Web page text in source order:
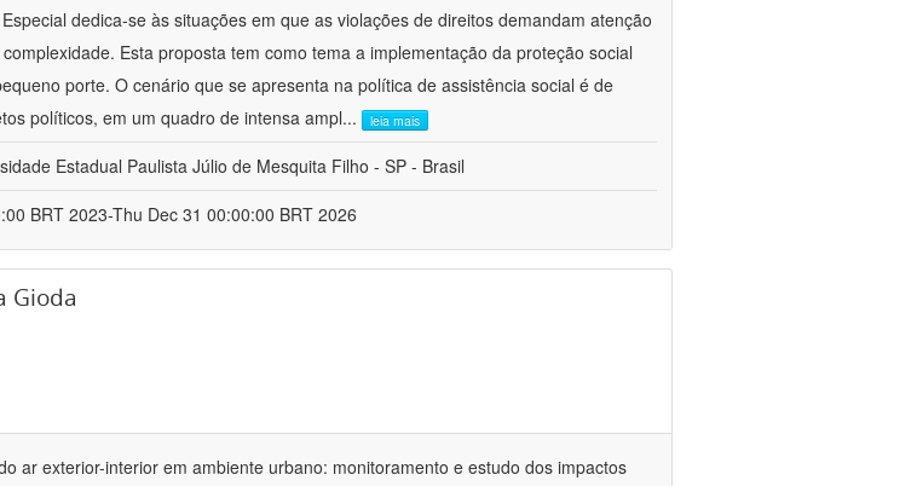
dedica-se às situações em que as violações de direitos demandam atenção
Esta proposta tem como tema a implementação da proteção social
porte. O cenário que se apresenta na política de assistência social é de
políticos, em um quadro de intensa ampl... leia mais
Estadual Paulista Júlio de Mesquita Filho - SP - Brasil
BRT 2023-Thu Dec 31 00:00:00 BRT 2026
Gioda
ar exterior-interior em ambiente urbano: monitoramento e estudo dos impactos